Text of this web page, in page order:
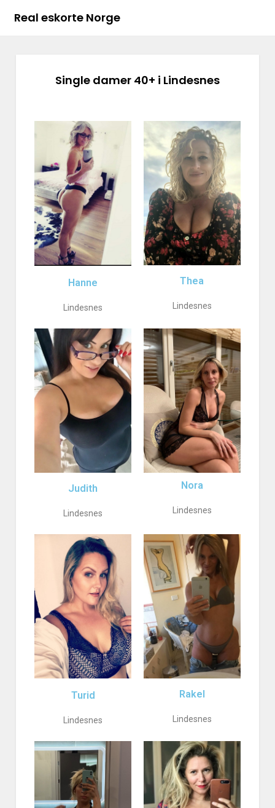
Real eskorte Norge
Single damer 40+ i Lindesnes
Hanne
Lindesnes
Thea
Lindesnes
Judith
Lindesnes
Nora
Lindesnes
Turid
Lindesnes
Rakel
Lindesnes